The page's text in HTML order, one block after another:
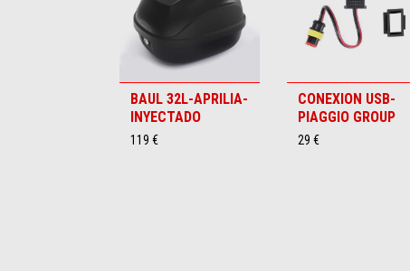
BAUL 32L-APRILIA-
INYECTADO
119 €
CONEXION USB-
PIAGGIO GROUP
29 €